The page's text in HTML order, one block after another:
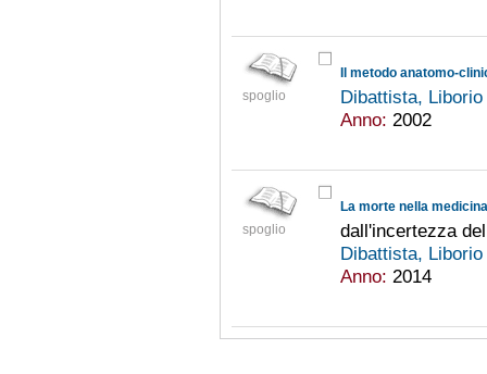
spoglio
Il metodo anatomo-
Dibattista, Liborio
Anno: 2002
spoglio
La morte nella
dall'incertezza
Dibattista, Liborio
Anno: 2014